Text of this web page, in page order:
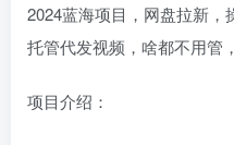
2024蓝海项目，网盘拉新，
托管代发视频，啥都不用管
项目介绍：